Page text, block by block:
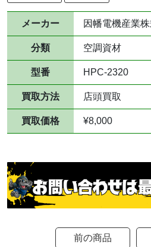
メーカー 因幡電機産業
分類 空調資材
型番 HPC-2320
買取方法 店頭買取
買取価格 ¥8,000
前の商品